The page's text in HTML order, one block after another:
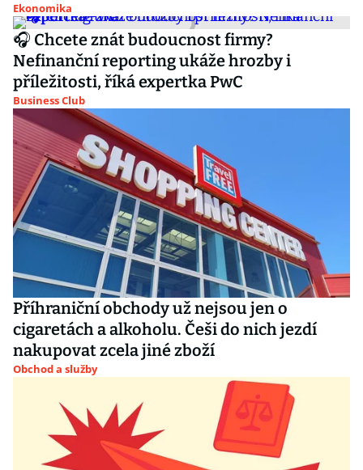
Ekonomika
🎧 Chcete znát budoucnost firmy?
Nefinanční reporting ukáže hrozby i
příležitosti, říká expertka PwC
Business Club
Příhraniční obchody už nejsou jen o
cigaretách a alkoholu. Češi do nich jezdí
nakupovat zcela jiné zboží
Obchod a služby